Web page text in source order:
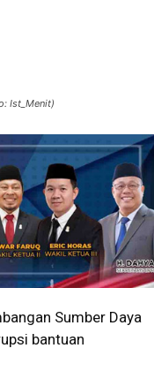
Ist_Menit)
Sumber Daya
bantuan